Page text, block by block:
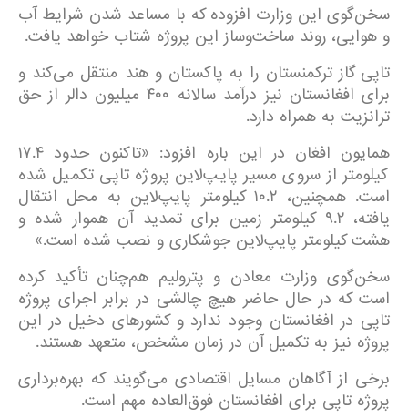
سخن‌گوی این وزارت افزوده که با مساعد شدن شرایط آب
و هوایی، روند ساخت‌وساز این پروژه شتاب خواهد یافت.
تاپی گاز ترکمنستان را به پاکستان و هند منتقل می‌کند و
برای افغانستان نیز درآمد سالانه ۴۰۰ میلیون دالر از حق
ترانزیت به همراه دارد.
همایون افغان در این باره افزود: «تاکنون حدود ۱۷.۴
کیلومتر از سروی مسیر پایپ‌لاین پروژه تاپی تکمیل شده
است. همچنین، ۱۰.۲ کیلومتر پایپ‌لاین به محل انتقال
یافته، ۹.۲ کیلومتر زمین برای تمدید آن هموار شده و
هشت کیلومتر پایپ‌لاین جوشکاری و نصب شده است.»
سخن‌گوی وزارت معادن و پترولیم هم‌چنان تأکید کرده
است که در حال حاضر هیچ چالشی در برابر اجرای پروژه
تاپی در افغانستان وجود ندارد و کشورهای دخیل در این
پروژه نیز به تکمیل آن در زمان مشخص، متعهد هستند.
برخی از آگاهان مسایل اقتصادی می‌گویند که بهره‌برداری
پروژه تاپی برای افغانستان فوق‌العاده مهم است.